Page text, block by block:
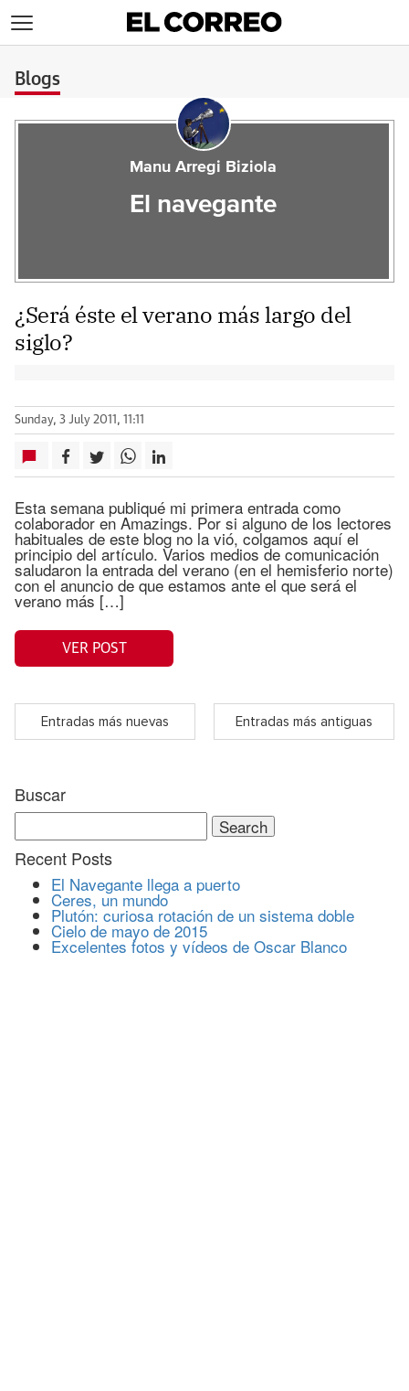
Blogs
Manu Arregi Biziola
El navegante
¿Será éste el verano más largo del
siglo?
Sunday, 3 July 2011, 11:11
Esta semana publiqué mi primera entrada como
colaborador en Amazings. Por si alguno de los lectores
habituales de este blog no la vió, colgamos aquí el
principio del artículo. Varios medios de comunicación
saludaron la entrada del verano (en el hemisferio norte)
con el anuncio de que estamos ante el que será el
verano más […]
VER POST
Entradas más nuevas Entradas más antiguas
Buscar
Search
for:
Recent Posts
El Navegante llega a puerto
Ceres, un mundo
Plutón: curiosa rotación de un sistema doble
Cielo de mayo de 2015
Excelentes fotos y vídeos de Oscar Blanco